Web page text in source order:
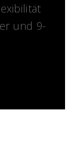
und 9-